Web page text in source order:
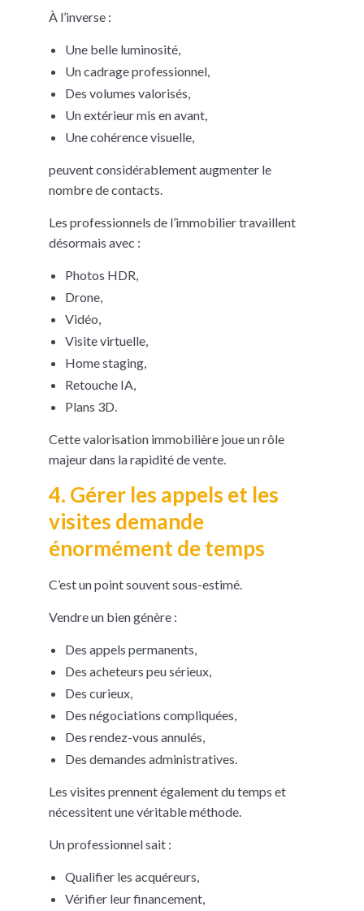
À l’inverse :
Une belle luminosité,
Un cadrage professionnel,
Des volumes valorisés,
Un extérieur mis en avant,
Une cohérence visuelle,
peuvent considérablement augmenter le
nombre de contacts.
Les professionnels de l’immobilier travaillent
désormais avec :
Photos HDR,
Drone,
Vidéo,
Visite virtuelle,
Home staging,
Retouche IA,
Plans 3D.
Cette valorisation immobilière joue un rôle
majeur dans la rapidité de vente.
4. Gérer les appels et les
visites demande
énormément de temps
C’est un point souvent sous-estimé.
Vendre un bien génère :
Des appels permanents,
Des acheteurs peu sérieux,
Des curieux,
Des négociations compliquées,
Des rendez-vous annulés,
Des demandes administratives.
Les visites prennent également du temps et
nécessitent une véritable méthode.
Un professionnel sait :
Qualifier les acquéreurs,
Vérifier leur financement,